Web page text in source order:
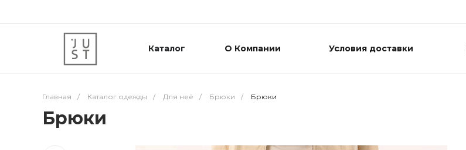
Каталог О Компании Условия доставки
Главная / Каталог одежды / Для неё / Брюки / Брюки
Брюки